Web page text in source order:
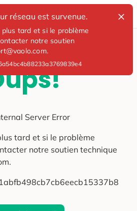
réseau est survenue.
tard et si le problème
notre soutien
Server Error
tard et si le problème
notre soutien technique